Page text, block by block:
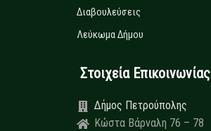
Διαβουλεύσεις
Λεύκωμα Δήμου
Στοιχεία Επικοινωνίας
Δήμος Πετρούπολης
Κώστα Βάρναλη 76 – 78